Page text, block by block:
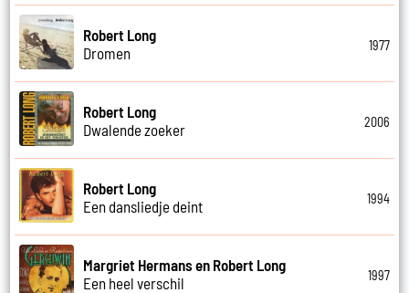
Robert Long
Dromen
1977
Robert Long
Dwalende zoeker
2006
Robert Long
Een dansliedje deint
1994
Margriet Hermans en Robert Long
Een heel verschil
1997